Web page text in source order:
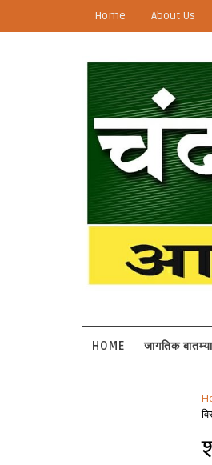
Home About Us
HOME जागतिक बातम्या